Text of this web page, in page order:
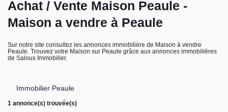
Vendre
L'agence
Contact
Achat / Vente Maison Peaule -
Maison a vendre à Peaule
Sur notre site consultez les annonces immobilière de Maison à vendre
Peaule. Trouvez votre Maison sur Peaule grâce aux annonces immobilières
de Saloux Immobilier.
Immobilier Peaule
1 annonce(s) trouvée(s)